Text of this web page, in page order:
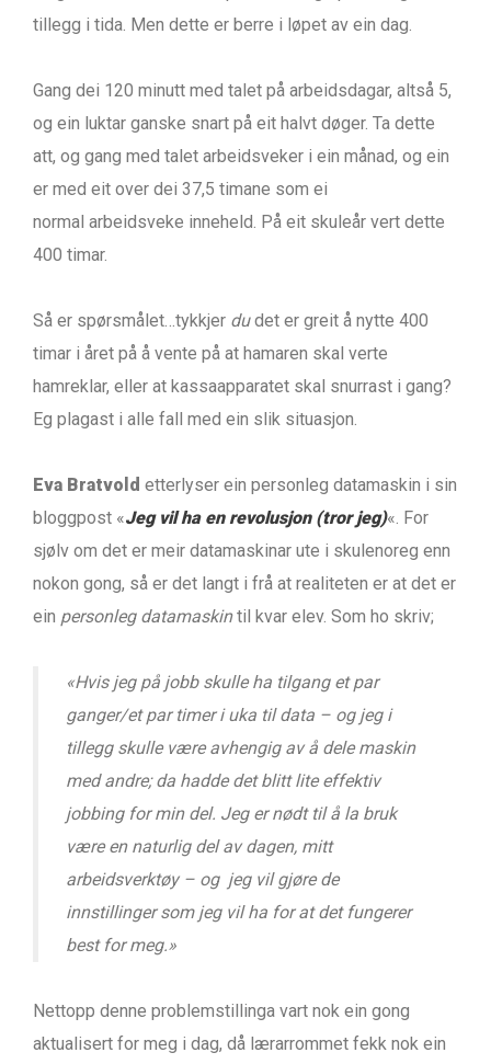
tillegg i tida. Men dette er berre i løpet av ein dag.
Gang dei 120 minutt med talet på arbeidsdagar, altså 5,
og ein luktar ganske snart på eit halvt døger. Ta dette
att, og gang med talet arbeidsveker i ein månad, og ein
er med eit over dei 37,5 timane som ei
normal arbeidsveke inneheld. På eit skuleår vert dette
400 timar.
Så er spørsmålet…tykkjer dudet er greit å nytte 400
timar i året på å vente på at hamaren skal verte
hamreklar, eller at kassaapparatet skal snurrast i gang?
Eg plagast i alle fall med ein slik situasjon.
Eva Bratvold etterlyser ein personleg datamaskin i sin
bloggpost «Jeg vil ha en revolusjon (tror jeg)«. For
sjølv om det er meir datamaskinar ute i skulenoreg enn
nokon gong, så er det langt i frå at realiteten er at det er
ein personleg datamaskintil kvar elev. Som ho skriv;
«Hvis jeg på jobb skulle ha tilgang et par
ganger/et par timer i uka til data – og jeg i
tillegg skulle være avhengig av å dele maskin
med andre; da hadde det blitt lite effektiv
jobbing for min del. Jeg er nødt til å la bruk
være en naturlig del av dagen, mitt
arbeidsverktøy – og jeg vil gjøre de
innstillinger som jeg vil ha for at det fungerer
best for meg.»
Nettopp denne problemstillinga vart nok ein gong
aktualisert for meg i dag, då lærarrommet fekk nok ein